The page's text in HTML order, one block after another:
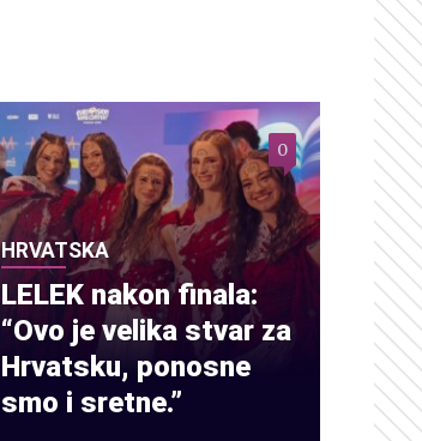
HRVATSKA
LELEK nakon finala:
“Ovo je velika stvar za
Hrvatsku, ponosne
smo i sretne.”
0